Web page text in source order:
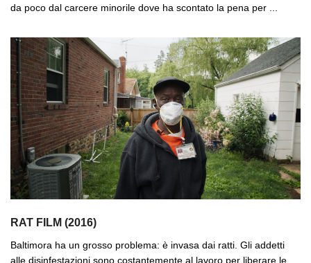
da poco dal carcere minorile dove ha scontato la pena per ...
RAT FILM (2016)
Baltimora ha un grosso problema: è invasa dai ratti. Gli addetti
alle disinfestazioni sono costantemente al lavoro per liberare le